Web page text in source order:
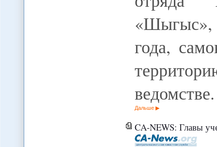
«Шыгыс»,
года,
Дальше
CA-NEWS: Главы учебных